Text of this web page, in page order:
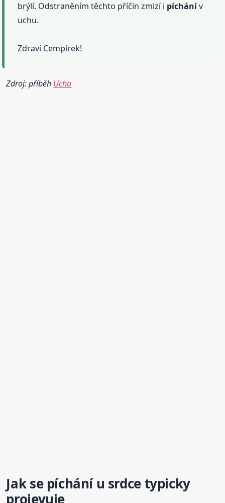
brýlí. Odstraněním těchto příčin zmizí i píchánív
uchu.
Zdraví Cempírek!
Zdroj: příběh Ucho
Jak se pícháníu srdce typicky
projevuje